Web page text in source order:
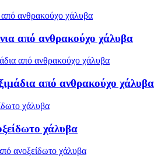
από ανθρακούχο χάλυβα
από ανθρακούχο χάλυβα
χάλυβα